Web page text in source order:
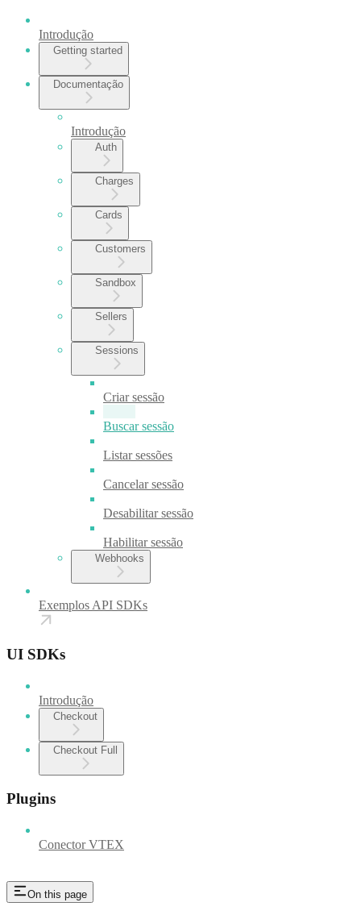
Introdução
Getting started
Documentação
Introdução
Auth
Charges
Cards
Customers
Sandbox
Sellers
Sessions
Criar sessão
Buscar sessão
Listar sessões
Cancelar sessão
Desabilitar sessão
Habilitar sessão
Webhooks
Exemplos API SDKs
UI SDKs
Introdução
Checkout
Checkout Full
Plugins
Conector VTEX
On this page